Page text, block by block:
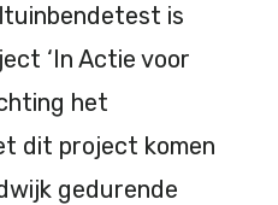
is
‘In Actie voor
het
dit project komen
gedurende